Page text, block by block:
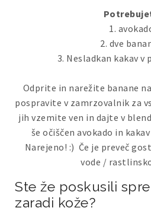
1.
2. dve
3. Nesladkan kakav v
Odprite in narežite banane
pospravite v zamrzovalnik za
jih vzemite ven in dajte v
še očiščen avokado in
Narejeno! :) Če je preveč
vode /
Ste že poskusili
zaradi kože?